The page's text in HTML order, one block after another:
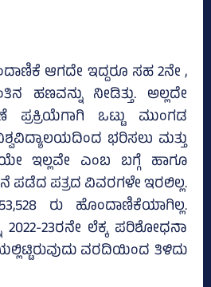
ಆಗದೇ ಇದ್ದರೂ ಸಹ 2ನೇ ,
ಹಣವನ್ನು ನೀಡಿತ್ತು. ಅಲ್ಲದೇ
ಪ್ರಕ್ರಿಯೆಗಾಗಿ ಒಟ್ಟು ಮುಂಗಡ
ವಿಶ್ವವಿದ್ಯಾಲಯದಿಂದ ಭರಿಸಲು ಮತ್ತು
ಇಲ್ಲವೇ ಎಂಬ ಬಗ್ಗೆ ಹಾಗೂ
ಪತ್ರದ ವಿವರಗಳೇ ಇರಲಿಲ್ಲ.
ರು ಹೊಂದಾಣಿಕೆಯಾಗಿಲ್ಲ.
2022-23ರನೇ ಲೆಕ್ಕ ಪರಿಶೋಧನಾ
ವರದಿಯಿಂದ ತಿಳಿದು